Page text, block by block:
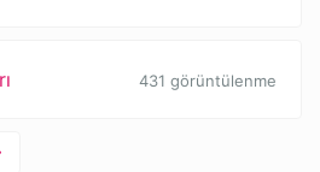
431 görüntülenme